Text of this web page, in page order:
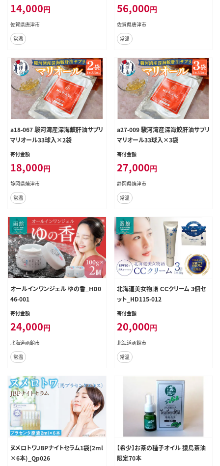
14,000円
佐賀県唐津市
常温
56,000円
佐賀県唐津市
常温
a18-067 駿河湾産深海鮫肝油サプリ
マリオール33球入×2袋
寄付金額
18,000円
静岡県焼津市
常温
a27-009 駿河湾産深海鮫肝油サプリ
マリオール33球入×3袋
寄付金額
27,000円
静岡県焼津市
常温
オールインワンジェル ゆの香_HD0
46-001
寄付金額
24,000円
北海道函館市
常温
北海道美女物語 ＣＣクリーム 3個セ
ット_HD115-012
寄付金額
20,000円
北海道函館市
常温
ヌメロトワJBPナイトセラム1袋(2ml
×6本)_Qp026
【希少】お茶の種子オイル 猿島茶油
限定70本